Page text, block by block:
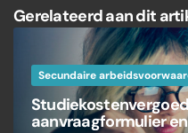
Gerelateerd aan dit
Secundaire
aanvraagformulier